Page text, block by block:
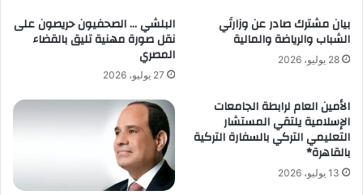
بيان مشترك صادر عن وزارتَي
الشباب والرياضة والمالية
28 يوليو، 2026
البلشي … الصحفيون حريصون على
نقل صورة مهنية تليق بالقضاء
المصري
27 يوليو، 2026
الأمين العام لرابطة الجامعات
الإسلامية يلتقي المستشار
التعليمي التركي بالسفارة التركية
بالقاهرة*
13 يوليو، 2026